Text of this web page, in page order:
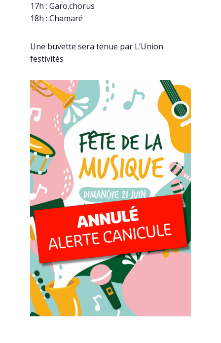
17h : Garo.chorus
18h : Chamaré
Une buvette sera tenue par L’Union
festivités